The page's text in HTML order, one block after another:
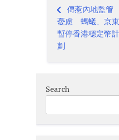
Post
傳惹內地監管
憂慮 螞蟻、京東
暫停香港穩定幣計
劃
Search